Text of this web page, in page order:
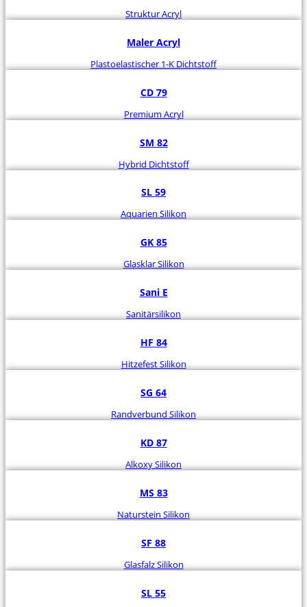
Struktur Acryl
Maler Acryl
Plastoelastischer 1-K Dichtstoff
CD 79
Premium Acryl
SM 82
Hybrid Dichtstoff
SL 59
Aquarien Silikon
GK 85
Glasklar Silikon
Sani E
Sanitärsilikon
HF 84
Hitzefest Silikon
SG 64
Randverbund Silikon
KD 87
Alkoxy Silikon
MS 83
Naturstein Silikon
SF 88
Glasfalz Silikon
SL 55